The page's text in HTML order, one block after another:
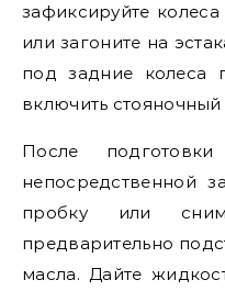
зафиксируйте
или загоните на
под задние колеса
включить стояночный
После
непосредственной
пробку или
предварительно
масла. Дайте